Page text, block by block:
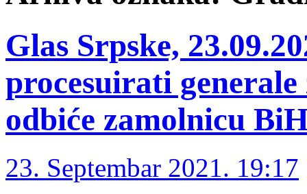
Glas Srpske,
procesuirati
odbiće zamolnicu
23. Septembar 2021. 19:17